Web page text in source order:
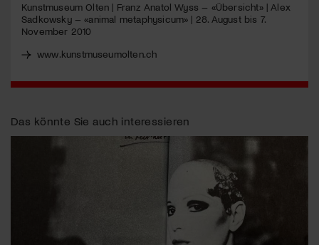
Kunstmuseum Olten | Franz Anatol Wyss – «Übersicht» | Alex
Sadkowsky – «animal metaphysicum» | 28. August bis 7.
November 2010
www.kunstmuseumolten.ch
Das könnte Sie auch interessieren